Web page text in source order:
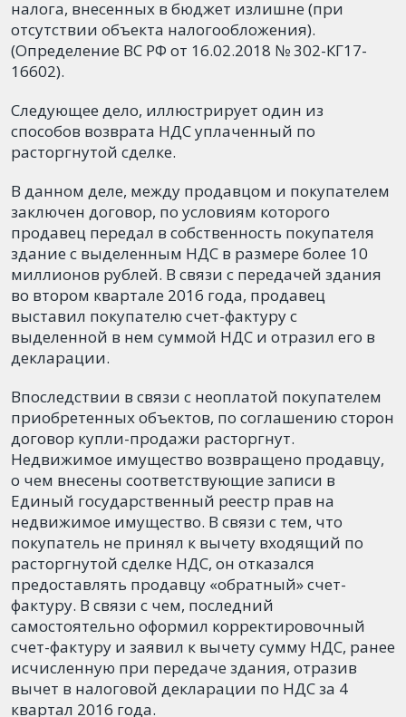
налога, внесенных в бюджет излишне (при
отсутствии объекта налогообложения).
(Определение ВС РФ от 16.02.2018 № 302-КГ17-
16602).
Следующее дело, иллюстрирует один из
способов возврата НДС уплаченный по
расторгнутой сделке.
В данном деле, между продавцом и покупателем
заключен договор, по условиям которого
продавец передал в собственность покупателя
здание с выделенным НДС в размере более 10
миллионов рублей. В связи с передачей здания
во втором квартале 2016 года, продавец
выставил покупателю счет-фактуру с
выделенной в нем суммой НДС и отразил его в
декларации.
Впоследствии в связи с неоплатой покупателем
приобретенных объектов, по соглашению сторон
договор купли-продажи расторгнут.
Недвижимое имущество возвращено продавцу,
о чем внесены соответствующие записи в
Единый государственный реестр прав на
недвижимое имущество. В связи с тем, что
покупатель не принял к вычету входящий по
расторгнутой сделке НДС, он отказался
предоставлять продавцу «обратный» счет-
фактуру. В связи с чем, последний
самостоятельно оформил корректировочный
счет-фактуру и заявил к вычету сумму НДС, ранее
исчисленную при передаче здания, отразив
вычет в налоговой декларации по НДС за 4
квартал 2016 года.